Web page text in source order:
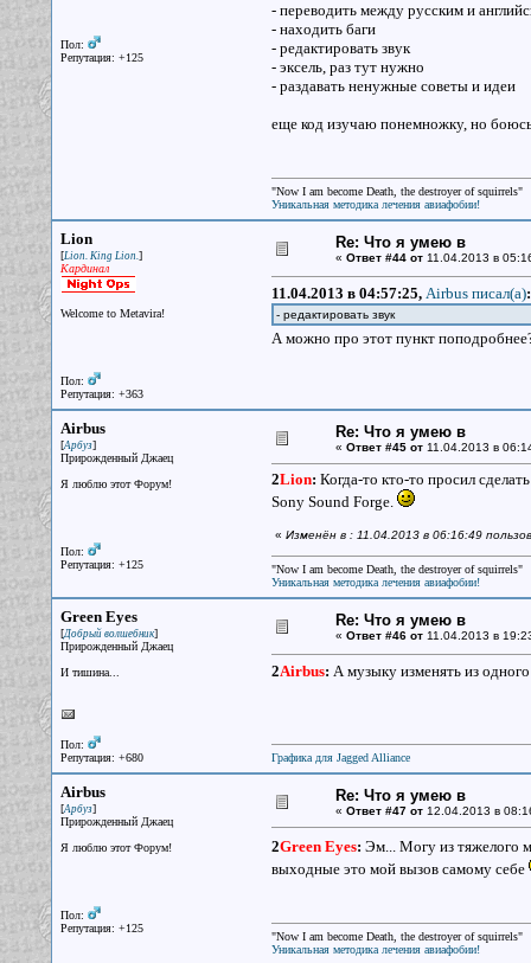
Пол:
Репутация: +125
- переводить между русским и
- находить баги
- редактировать звук
- эксель, раз тут нужно
- раздавать ненужные советы и идеи
еще код изучаю понемножку, но боюсь
"Now I am become Death, the destroyer of squirrels"
Уникальная методика лечения авиафобии!
Lion
[Lion. King Lion.]
Кардинал
Welcome to Metavira!
Пол:
Репутация: +363
Re: Что я умею в
« Ответ #44 от11.04.2013 в
11.04.2013 в 04:57:25, Airbus писал(a):
- редактировать звук
А можно про этот пункт
Airbus
[Арбуз]
Прирожденный Джаец
Я люблю этот Форум!
Пол:
Репутация: +125
Re: Что я умею в
« Ответ #45 от11.04.2013 в
2Lion: Когда-то кто-то просил
Sony Sound Forge.
« Изменён в : 11.04.2013 в 06:16:49
"Now I am become Death, the destroyer of squirrels"
Уникальная методика лечения авиафобии!
Green Eyes
[Добрый волшебник]
Прирожденный Джаец
И тишина...
Пол:
Репутация: +680
Re: Что я умею в
« Ответ #46 от11.04.2013 в
2Airbus: А музыку изменять из
Графика для Jagged Alliance
Airbus
[Арбуз]
Прирожденный Джаец
Я люблю этот Форум!
Пол:
Репутация: +125
Re: Что я умею в
« Ответ #47 от12.04.2013 в
2Green Eyes: Эм... Могу из тяжелого
выходные это мой вызов самому себе
"Now I am become Death, the destroyer of squirrels"
Уникальная методика лечения авиафобии!